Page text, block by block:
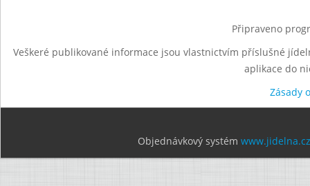
Připraveno
Veškeré publikované informace jsou vlastnictvím příslušné
aplikace do
Zásady
Objednávkový systém www.jidelna.cz